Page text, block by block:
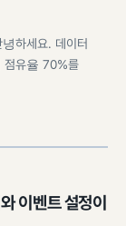
하세요. 데이터
점유율 70%를
이벤트 설정이